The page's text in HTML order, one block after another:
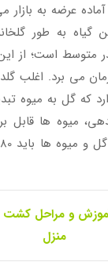
عرضه به بازار
گیاه به طور
متوسط است؛ از
الی 8 روز زمان می برد.
میوه ها
و مراحل کشت
منزل